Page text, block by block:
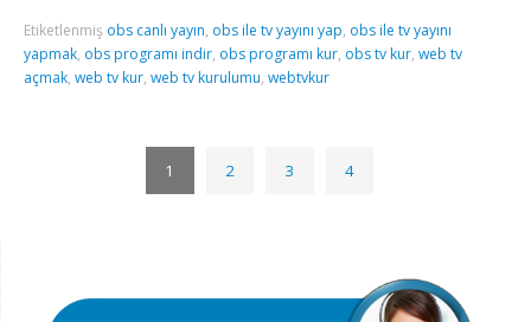
Etiketlenmiş obs canlı yayın, obs ile tv yayını yap, obs ile tv yayını
yapmak, obs programı indir, obs programı kur, obs tv kur,web tv
açmak,web tv kur,web tv kurulumu,webtvkur
1 2 3 4